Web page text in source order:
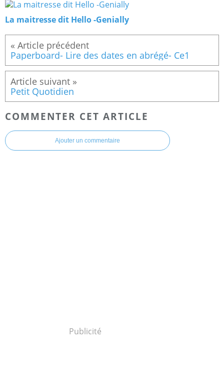
La maitresse dit Hello -Genially
Paperboard- Lire des dates en abrégé- Ce1
Petit Quotidien
COMMENTER CET ARTICLE
Ajouter un commentaire
Publicité